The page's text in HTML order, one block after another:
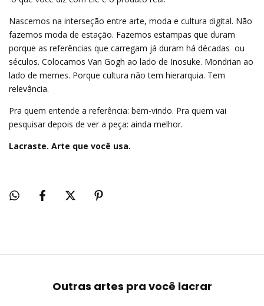
Nascemos na interseção entre arte, moda e cultura digital. Não
fazemos moda de estação. Fazemos estampas que duram
porque as referências que carregam já duram há décadas  ou
séculos. Colocamos Van Gogh ao lado de Inosuke. Mondrian ao
lado de memes. Porque cultura não tem hierarquia. Tem
relevância.
Pra quem entende a referência: bem-vindo. Pra quem vai
pesquisar depois de ver a peça: ainda melhor.
Lacraste. Arte que você usa.
Outras artes pra você lacrar